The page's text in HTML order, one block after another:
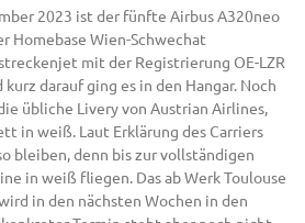
2023 ist der fünfte Airbus A320neo
Homebase Wien-Schwechat
mit der Registrierung OE-LZR
darauf ging es in den Hangar. Noch
übliche Livery von Austrian Airlines,
in weiß. Laut Erklärung des Carriers
bleiben, denn bis zur vollständigen
in weiß fliegen. Das ab Werk Toulouse
in den nächsten Wochen in den